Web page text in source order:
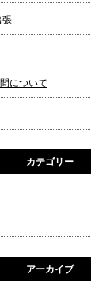
張
について
カテゴリー
アーカイブ